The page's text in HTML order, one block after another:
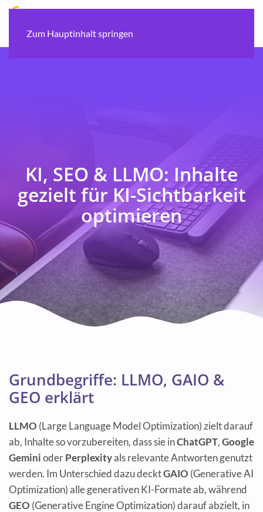
Zum Hauptinhalt springen
KI, SEO & LLMO: Inhalte
gezielt für KI-Sichtbarkeit
optimieren
Grundbegriffe: LLMO, GAIO &
GEO erklärt
LLMO (Large Language Model Optimization) zielt darauf
ab, Inhalte so vorzubereiten, dass sie inChatGPT,Google
GeminioderPerplexityals relevante Antworten genutzt
werden. Im Unterschied dazu decktGAIO (Generative AI
Optimization) alle generativen KI-Formate ab, während
GEO (Generative Engine Optimization) darauf abzielt, in